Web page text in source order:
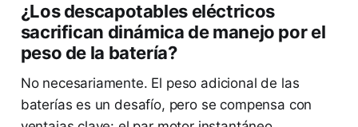
¿Los descapotables eléctricos
sacrifican dinámica de manejo por el
peso de la batería?
No necesariamente. El peso adicional de las
baterías es un desafío, pero se compensa con